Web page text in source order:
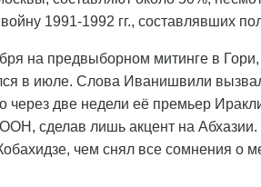
1991-1992 гг., составлявших
на предвыборном митинге в Гори,
в июле. Слова Иванишвили
через две недели её премьер
сделав лишь акцент на
чем снял все сомнения о